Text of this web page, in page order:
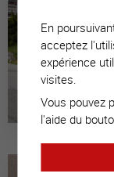
En
acceptez
expérience
visites.
Vous pouvez
l'aide du